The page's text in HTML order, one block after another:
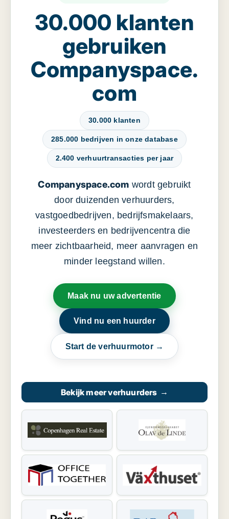
30.000 klanten
gebruiken
Companyspace.
com
30.000 klanten
285.000 bedrijven in onze database
2.400 verhuurtransacties per jaar
Companyspace.com wordt gebruikt
door duizenden verhuurders,
vastgoedbedrijven, bedrijfsmakelaars,
investeerders en bedrijvencentra die
meer zichtbaarheid, meer aanvragen en
minder leegstand willen.
Maak nu uw advertentie
Vind nu een huurder
Start de verhuurmotor →
Bekijk meer verhuurders →